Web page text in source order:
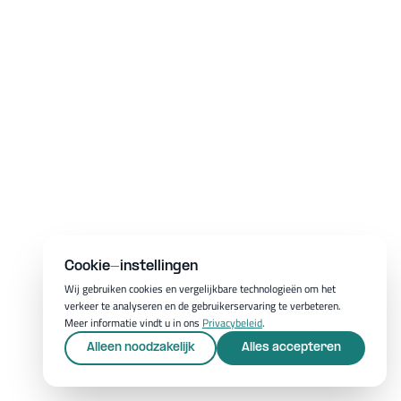
Cookie-instellingen
Wij gebruiken cookies en vergelijkbare technologieën om het
verkeer te analyseren en de gebruikerservaring te verbeteren.
Meer informatie vindt u in ons Privacybeleid.
Alleen noodzakelijk Alles accepteren